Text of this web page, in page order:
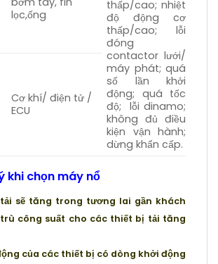
thấp/cao; nhiệt
độ động cơ
thấp/cao; lỗi
đóng
contactor lưới/
máy phát; quá
số lần khởi
động; quá tốc
độ; lỗi dinamo;
không đủ điều
kiện vận hành;
dừng khẩn cấp.
lọc,ống
Cơ khí/ điện tử /
ECU
khi chọn máy nổ
sẽ tăng trong tương lai gần khách
công suất cho các thiết bị tải tăng
của các thiết bị có dòng khởi động